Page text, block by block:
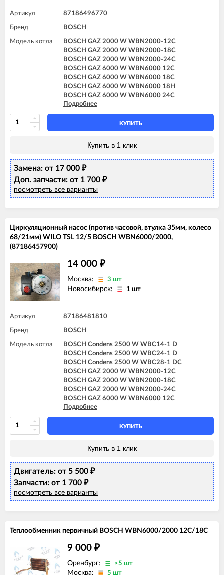
Артикул 87186496770
Бренд BOSCH
Модель котла
BOSCH GAZ 2000 W WBN2000-12C
BOSCH GAZ 2000 W WBN2000-18C
BOSCH GAZ 2000 W WBN2000-24C
BOSCH GAZ 6000 W WBN6000 12C
BOSCH GAZ 6000 W WBN6000 18C
BOSCH GAZ 6000 W WBN6000 18H
BOSCH GAZ 6000 W WBN6000 24C
BOSCH GAZ 6000 W WBN6000 24H
BOSCH GAZ 6000 W WBN6000 28C
BOSCH GAZ 6000 W WBN6000 28H
BOSCH GAZ 6000 W WBN6000 35C
Подробнее
КУПИТЬ
Купить в 1 клик
Замена: от 17 000 ₽
Доп. запчасти: от 1 700 ₽
посмотреть все варианты
Циркуляционный насос (против часовой, втулка 35мм, колесо
68/21мм) WILO TSL 12/5 BOSCH WBN6000/2000,
(87186457900)
14 000 ₽
Москва: 3 шт
Новосибирск: 1 шт
Артикул 87186481810
Бренд BOSCH
Модель котла
BOSCH Condens 2500 W WBC14-1 D
BOSCH Condens 2500 W WBC24-1 D
BOSCH Condens 2500 W WBC28-1 DC
BOSCH GAZ 2000 W WBN2000-12C
BOSCH GAZ 2000 W WBN2000-18C
BOSCH GAZ 2000 W WBN2000-24C
BOSCH GAZ 6000 W WBN6000 12C
BOSCH GAZ 6000 W WBN6000 18C
BOSCH GAZ 6000 W WBN6000 18H
BOSCH GAZ 6000 W WBN6000 24C
BOSCH GAZ 6000 W WBN6000 24H
BOSCH GAZ 6000 W WBN6000 28H
Подробнее
КУПИТЬ
Купить в 1 клик
Двигатель: от 5 500 ₽
Запчасти: от 1 700 ₽
посмотреть все варианты
Теплообменник первичный BOSCH WBN6000/2000 12C/18C
9 000 ₽
Оренбург: >5 шт
Москва: 5 шт